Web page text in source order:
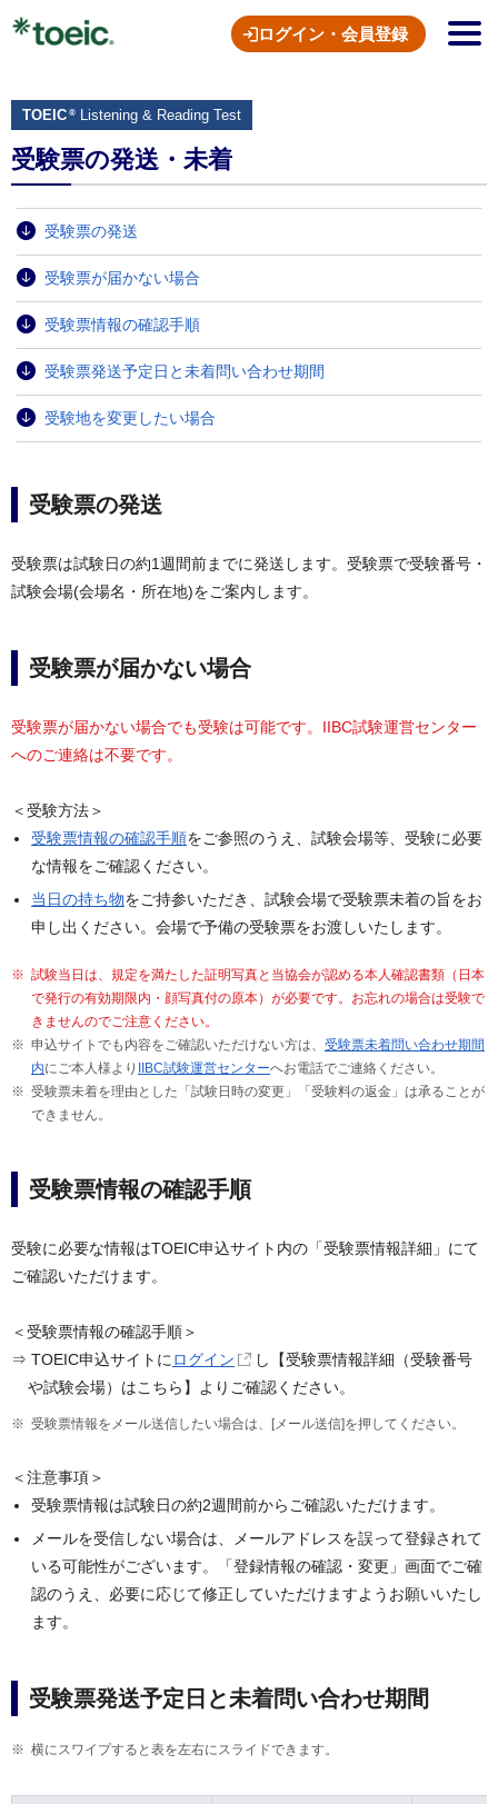
ログイン・会員登録
TOEIC ® Listening & Reading Test
受験票の発送・未着
受験票の発送
受験票が届かない場合
受験票情報の確認手順
受験票発送予定日と未着問い合わせ期間
受験地を変更したい場合
受験票の発送
受験票は試験日の約1週間前までに発送します。受験票で受験番号・
試験会場(会場名・所在地)をご案内します。
受験票が届かない場合
受験票が届かない場合でも受験は可能です。IIBC試験運営センター
へのご連絡は不要です。
＜受験方法＞
受験票情報の確認手順をご参照のうえ、試験会場等、受験に必要
な情報をご確認ください。
当日の持ち物をご持参いただき、試験会場で受験票未着の旨をお
申し出ください。会場で予備の受験票をお渡しいたします。
試験当日は、規定を満たした証明写真と当協会が認める本人確認書類（日本
で発行の有効期限内・顔写真付の原本）が必要です。お忘れの場合は受験で
きませんのでご注意ください。
申込サイトでも内容をご確認いただけない方は、 受験票未着問い合わせ期間
内にご本人様より IIBC試験運営センターへお電話でご連絡ください。
受験票未着を理由とした「試験日時の変更」「受験料の返金」は承ることが
できません。
受験票情報の確認手順
受験に必要な情報はTOEIC申込サイト内の「受験票情報詳細」にて
ご確認いただけます。
＜受験票情報の確認手順＞
⇒ TOEIC申込サイトに ログイン
し【受験票情報詳細（受験番号
や試験会場）はこちら】よりご確認ください。
受験票情報をメール送信したい場合は、[メール送信]を押してください。
＜注意事項＞
受験票情報は試験日の約2週間前からご確認いただけます。
メールを受信しない場合は、メールアドレスを誤って登録されて
いる可能性がございます。「登録情報の確認・変更」画面でご確
認のうえ、必要に応じて修正していただけますようお願いいたし
ます。
受験票発送予定日と未着問い合わせ期間
横にスワイプすると表を左右にスライドできます。